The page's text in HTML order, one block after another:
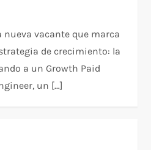
nueva vacante que marca
de crecimiento: la
a un Growth Paid
un […]